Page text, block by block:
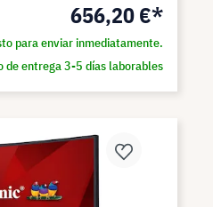
656,20 €*
para enviar inmediatamente.
de entrega 3-5 días laborables